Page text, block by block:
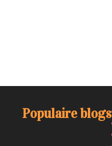
Populaire blogs